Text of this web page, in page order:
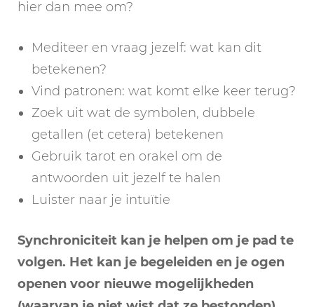
hier dan mee om?
Mediteer en vraag jezelf: wat kan dit
betekenen?
Vind patronen: wat komt elke keer terug?
Zoek uit wat de symbolen, dubbele
getallen (et cetera) betekenen
Gebruik tarot en orakel om de
antwoorden uit jezelf te halen
Luister naar je intuïtie
Synchroniciteit kan je helpen om je pad te
volgen. Het kan je begeleiden en je ogen
openen voor nieuwe mogelijkheden